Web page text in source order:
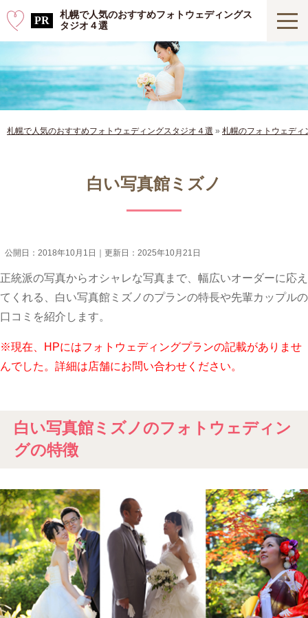
札幌で人気のおすすめフォトウェディングス
タジオ４選
札幌で人気のおすすめフォトウェディングスタジオ４選 » 札幌のフォトウェディ
白い写真館ミズノ
公開日： 2018年10月1日 ｜更新日： 2025年10月21日
正統派の写真からオシャレな写真まで、幅広いオーダーに応え
てくれる、白い写真館ミズノのプランの特長や先輩カップルの
口コミを紹介します。
※現在、HPにはフォトウェディングプランの記載がありませ
んでした。詳細は店舗にお問い合わせください。
白い写真館ミズノのフォトウェディン
グの特徴